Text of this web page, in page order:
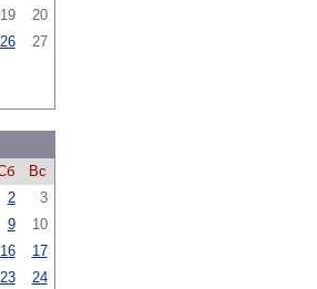
19
20
26
27
Вс
2
3
9
10
16
17
23
24